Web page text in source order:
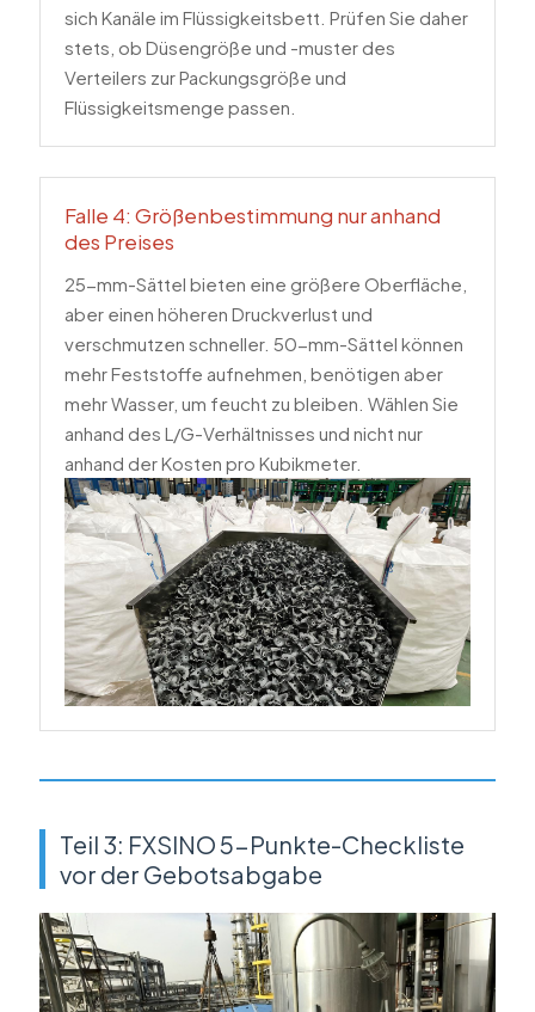
sich Kanäle im Flüssigkeitsbett. Prüfen Sie daher
stets, ob Düsengröße und -muster des
Verteilers zur Packungsgröße und
Flüssigkeitsmenge passen.
Falle 4: Größenbestimmung nur anhand
des Preises
25-mm-Sättel bieten eine größere Oberfläche,
aber einen höheren Druckverlust und
verschmutzen schneller. 50-mm-Sättel können
mehr Feststoffe aufnehmen, benötigen aber
mehr Wasser, um feucht zu bleiben. Wählen Sie
anhand des L/G-Verhältnisses und nicht nur
anhand der Kosten pro Kubikmeter.
Teil 3: FXSINO 5-Punkte-Checkliste
vor der Gebotsabgabe